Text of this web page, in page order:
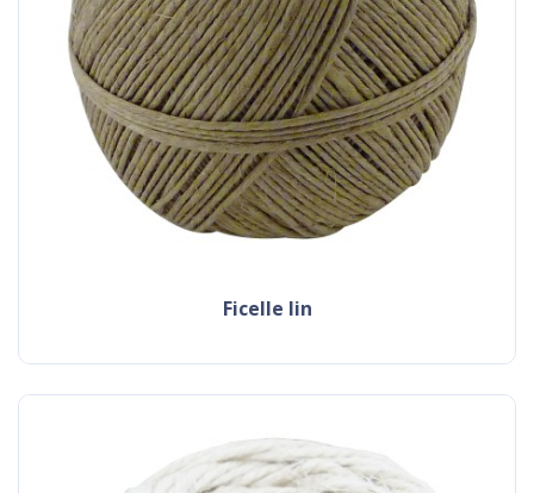
ficelle lin